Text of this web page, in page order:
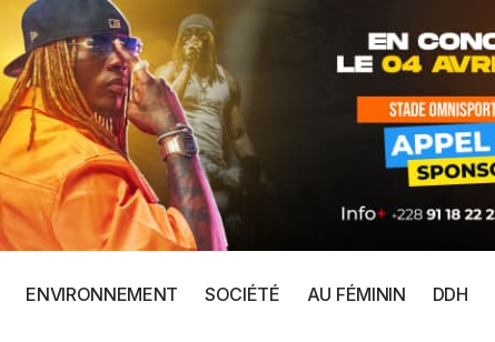
ENVIRONNEMENT SOCIÉTÉ AU FÉMININ DDH